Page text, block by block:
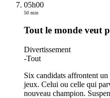
05h00
50 min
Tout le monde veut
Divertissement
-Tout
Six candidats affrontent
jeux. Celui ou celle qui
nouveau champion.